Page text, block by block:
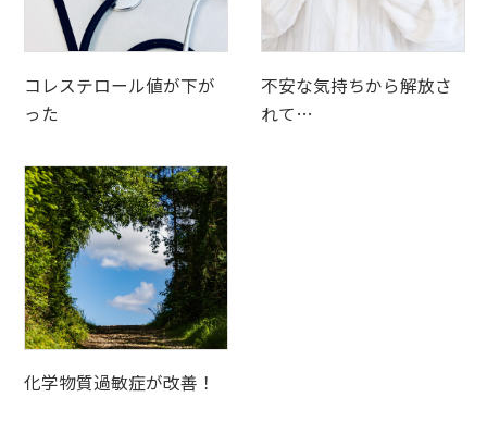
コレステロール値が下が
った
不安な気持ちから解放さ
れて…
化学物質過敏症が改善！